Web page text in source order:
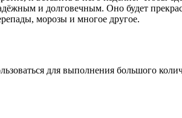
и долговечным. Оно будет
морозы и многое другое.
для выполнения большого